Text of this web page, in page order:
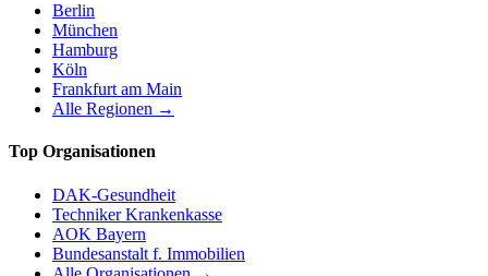
Berlin
München
Hamburg
Köln
Frankfurt am Main
Alle Regionen →
Top Organisationen
DAK-Gesundheit
Techniker Krankenkasse
AOK Bayern
Bundesanstalt f. Immobilien